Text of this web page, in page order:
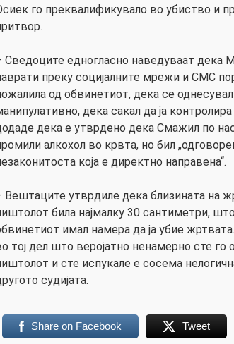
го преквалификувало во убиство и
Сведоците едногласно наведуваат дека
преку социјалните мрежи и СМС
од обвинетиот, дека се
дека сакал да ја
дека е утврдено дека Смажил по
алкохол во крвта, но бил
која е директно направена“.
Вештаците утврдиле дека близината на
била најмалку 30 сантиметри,
имал намера да ја убие
тој дел што веројатно ненамерно сте го
и сте испукале е сосема
судијата.
Share on Facebook Tweet